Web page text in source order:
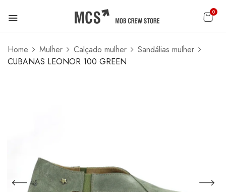
0
Home Mulher Calçado mulher
Sandálias mulher
CUBANAS LEONOR 100 GREEN